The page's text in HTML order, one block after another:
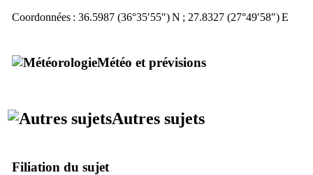
Coordonnées : 36.5987 (36°35′55″)N ; 27.8327 (27°49′58″)E
Météo et prévisions
Autres sujets
Filiation du sujet